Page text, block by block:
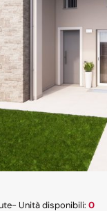
- Unità disponibili: 0